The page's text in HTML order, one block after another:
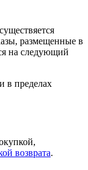
размещенные в
на следующий
в пределах
возврата.